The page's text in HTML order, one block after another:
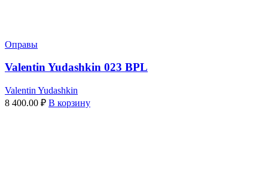
Оправы
Valentin Yudashkin 023 BPL
Valentin Yudashkin
8 400.00 ₽ В корзину